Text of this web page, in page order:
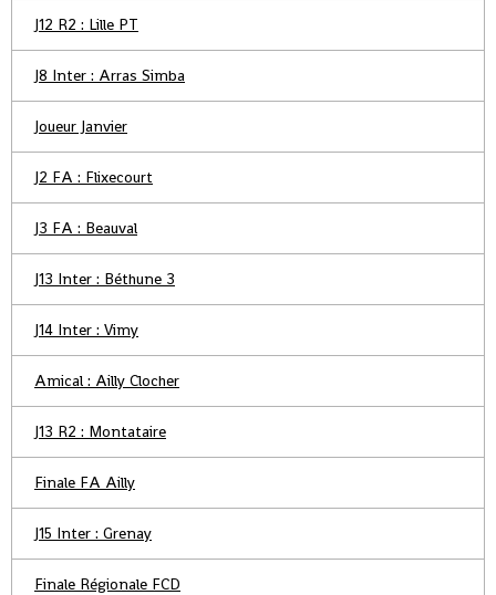
J12 R2 : Lille PT
J8 Inter : Arras Simba
Joueur Janvier
J2 FA : Flixecourt
J3 FA : Beauval
J13 Inter : Béthune 3
J14 Inter : Vimy
Amical : Ailly Clocher
J13 R2 : Montataire
Finale FA Ailly
J15 Inter : Grenay
Finale Régionale FCD